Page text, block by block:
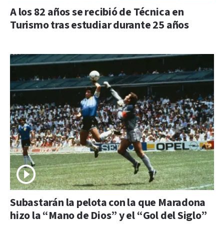
A los 82 años se recibió de Técnica en
Turismo tras estudiar durante 25 años
Subastarán la pelota con la que Maradona
hizo la “Mano de Dios” y el “Gol del Siglo”